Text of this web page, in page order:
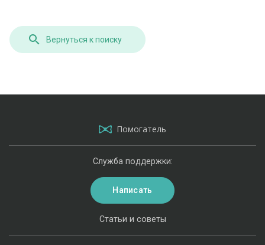
Вернуться к поиску
Помогатель
Статьи и советы
Служба поддержки:
Написать